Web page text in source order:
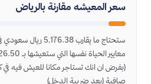
سعر المعيشه مقارنة بالرياض
ستحتاج ما يقارب
(بفرض ان انك تستاجر مكانا للعيش فيه في
صافية (بعد ضريبة الدخل)